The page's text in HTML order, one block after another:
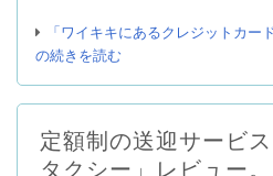
「ワイキキにあるクレジットカー
の続きを読む
定額制の送迎サービ
タクシー」レビュー。